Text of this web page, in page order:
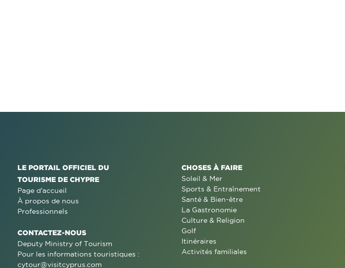
LE PORTAIL OFFICIEL DU
TOURISME DE CHYPRE
Page d'accueil
À propos de nous
Professionnels
CONTACTEZ-NOUS
Deputy Ministry of Tourism
Pour les informations touristiques :
cytour@visitcyprus.com
CHOSES À FAIRE
Soleil & Mer
Sports & Entraînement
Santé & Bien-être
La Gastronomie
Culture & Religion
Golf
Itinéraires
Activités familiales